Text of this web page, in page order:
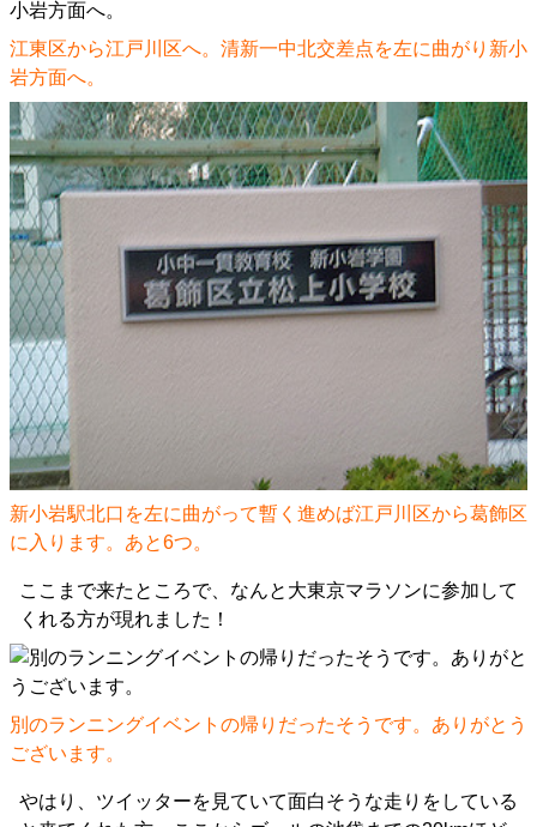
江東区から江戸川区へ。清新一中北交差点を左に曲がり新小
岩方面へ。
新小岩駅北口を左に曲がって暫く進めば江戸川区から葛飾区
に入ります。あと6つ。
ここまで来たところで、なんと大東京マラソンに参加して
くれる方が現れました！
別のランニングイベントの帰りだったそうです。ありがとう
ございます。
やはり、ツイッターを見ていて面白そうな走りをしている